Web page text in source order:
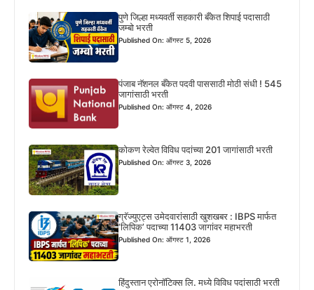
पुणे जिल्हा मध्यवर्ती सहकारी बँकेत शिपाई पदासाठी
जम्बो भरती
Published On: ऑगस्ट 5, 2026
पंजाब नॅशनल बँकेत पदवी पाससाठी मोठी संधी ! 545
जागांसाठी भरती
Published On: ऑगस्ट 4, 2026
कोकण रेल्वेत विविध पदांच्या 201 जागांसाठी भरती
Published On: ऑगस्ट 3, 2026
ग्रॅज्युएट्स उमेदवारांसाठी खुशखबर : IBPS मार्फत
‘लिपिक’ पदाच्या 11403 जागांवर महाभरती
Published On: ऑगस्ट 1, 2026
हिंदुस्तान एरोनॉटिक्स लि. मध्ये विविध पदांसाठी भरती